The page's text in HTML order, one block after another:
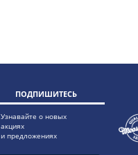
ПОДПИШИТЕСЬ
Узнавайте о новых
акциях
и предложениях